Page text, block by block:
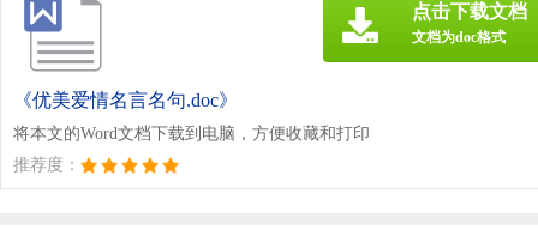
《优美爱情名言名句.doc》
将本文的Word文档下载到电脑，方便收藏和打印
推荐度：
点击下载文档
文档为doc格式